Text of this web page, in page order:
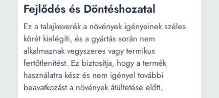
Fejlődés és Döntéshozatal
Ez a talajkeverék a növények igényeinek széles
körét kielégíti, és a gyártás során nem
alkalmaznak vegyszeres vagy termikus
fertőtlenítést. Ez biztosítja, hogy a termék
használatra kész és nem igényel további
beavatkozást a növények átültetése előtt.